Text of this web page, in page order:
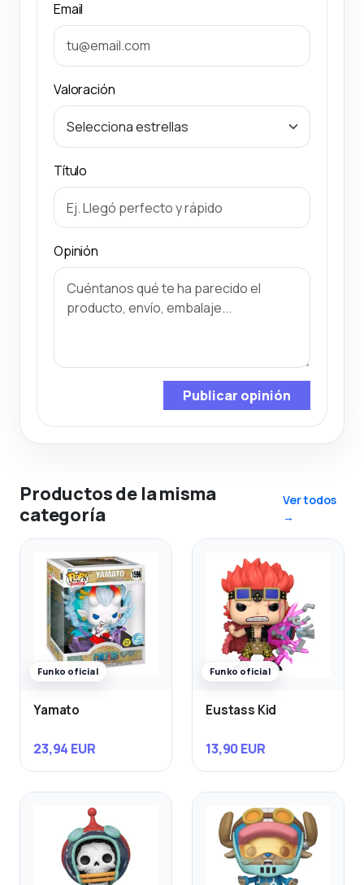
Email
Valoración
Título
Opinión
Publicar opinión
Productos de la misma
categoría
Ver todos
→
Funko oficial
Yamato
23,94 EUR
Funko oficial
Eustass Kid
13,90 EUR